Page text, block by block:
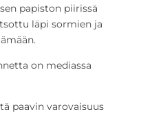
papiston piirissä
läpi sormien ja
on mediassa
paavin varovaisuus